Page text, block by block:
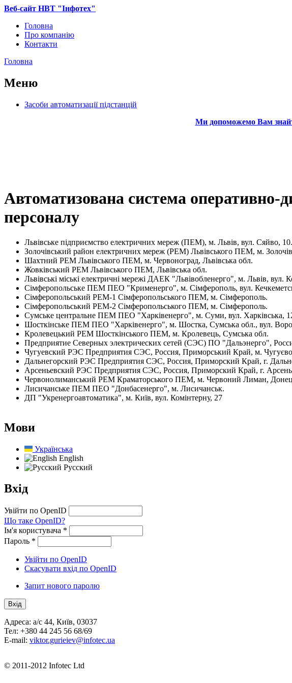
Перейти до основного вмісту
Веб-сайт НВТ "Інфотех"
Головне меню
Головна
Про компанію
Контакти
Головна
Меню
Засоби автоматизації підстанцій
Ми допоможемо Вам
Автоматизована система оперативно-
персоналу
Львівське підприємство електричних мереж (ПЕМ), м. Львів, вул. Сяйво, 10.
Золочівський район електричних мереж (РЕМ) Львівського ПЕМ, м.
Шахт­ний РЕМ Львівського ПЕМ, м. Червоноград, Львівська обл.
Жовківський РЕМ Львівського ПЕМ, Львівська обл.
Львівські міські електричні мережі ДАЕК "Львівобленерго", м. Львів, вул.
Сімферопольське ПЕМ ПЕО "Крименерго", м. Сімферополь, вул.
Сімфе­ро­польський РЕМ-1 Сімферопольського ПЕМ, м. Сімферополь.
Сімфе­ро­польський РЕМ-2 Сімферопольського ПЕМ, м. Сімферополь.
Сум­ське центральне ПЕМ ПЕО "Харківенерго", м. Суми, вул. Харківська,
Шост­кін­ське ПЕМ ПЕО "Харківенерго", м. Шостка, Сумська обл., вул.
Кроле­вецький РЕМ Шосткінського ПЕМ, м. Кролевець, Сумська обл.
Предприятие Северных электрических сетей (СЭС) ПО "Дальэнерго",
Чугуев­ский РЭС Предприятия СЭС, Россия, Приморський Край, м.
Дальне­гор­ский РЭС Предприятия СЭС, Россия, Приморский Край, г.
Арсень­ев­ский РЭС Предприятия СЭС, Россия, Приморский Край, г.
Червонолиманський РЕМ Краматорського ПЕМ, м. Червоний Лиман,
Лисичанське ПЕМ ПЕО "Донбасенерго", м. Лисичанськ.
ДП "Укренергоавтоматика", м. Київ, вул. Комінтерну, 27
Мови
Українська
English
Русский
Вхід
Увійти по OpenID
Що таке OpenID?
Ім'я користувача *
Пароль *
Увійти по OpenID
Скасувати вхід по OpenID
Запит нового паролю
Адреса: а/с 44, Київ, 03037
Тел: +380 44 245 56 68/69
E-mail: viktor.gurieiev@infotec.ua
© 2011-2012 Infotec Ltd